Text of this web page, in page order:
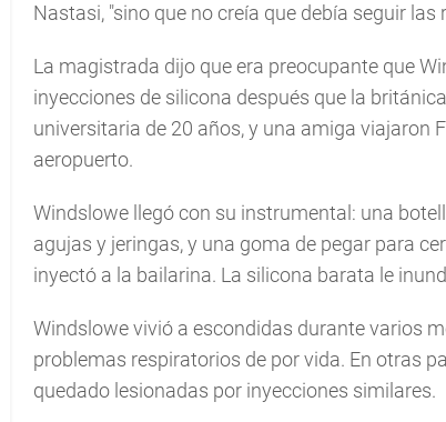
Nastasi, "sino que no creía que debía seguir
La magistrada dijo que era preocupante que
inyecciones de silicona después que la
universitaria de 20 años, y una amiga viajaron
aeropuerto.
Windslowe llegó con su instrumental: una
agujas y jeringas, y una goma de pegar para
inyectó a la bailarina. La silicona barata le
Windslowe vivió a escondidas durante varios
problemas respiratorios de por vida. En otras
quedado lesionadas por inyecciones similares.